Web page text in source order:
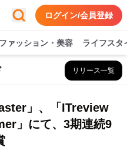
ログイン/会員登録
ファッション・美容 ライフスタ
リリース一覧
」、「ITreview
」にて、3期連続9